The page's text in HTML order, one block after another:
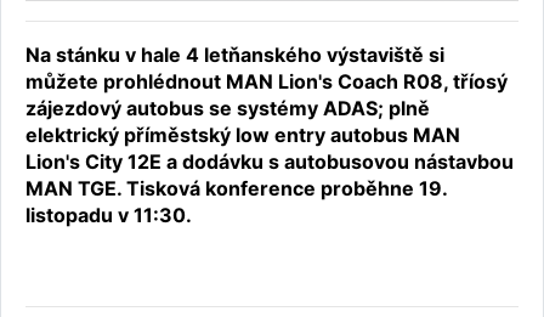
Na stánku v hale 4 letňanského výstaviště si
můžete prohlédnout MAN Lion's Coach R08, tříosý
zájezdový autobus se systémy ADAS; plně
elektrický příměstský low entry autobus MAN
Lion's City 12E a dodávku s autobusovou nástavbou
MAN TGE. Tisková konference proběhne 19.
listopadu v 11:30.